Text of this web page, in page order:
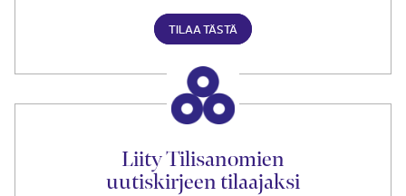
TILAA TÄSTÄ
Liity Tilisanomien
uutiskirjeen tilaajaksi